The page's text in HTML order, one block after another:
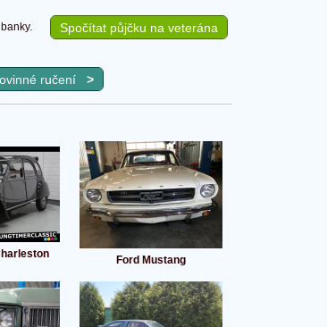
Spočítat půjčku na veterána
ručení >
Ford Mustang